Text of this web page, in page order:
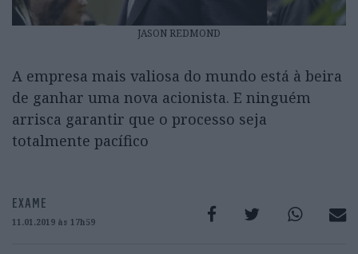
JASON REDMOND
A empresa mais valiosa do mundo está à beira
de ganhar uma nova acionista. E ninguém
arrisca garantir que o processo seja
totalmente pacífico
EXAME
11.01.2019 às 17h59